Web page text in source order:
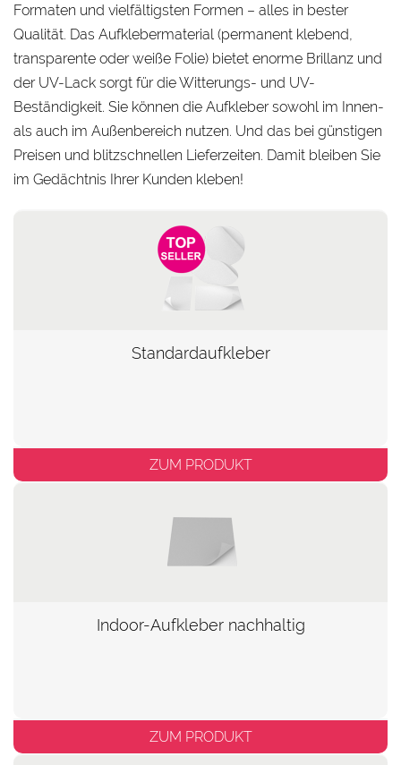
Formaten und vielfältigsten Formen – alles in bester
Qualität. Das Aufklebermaterial (permanent klebend,
transparente oder weiße Folie) bietet enorme Brillanz und
der UV-Lack sorgt für die Witterungs- und UV-
Beständigkeit. Sie können die Aufkleber sowohl im Innen-
als auch im Außenbereich nutzen. Und das bei günstigen
Preisen und blitzschnellen Lieferzeiten. Damit bleiben Sie
im Gedächtnis Ihrer Kunden kleben!
Standardaufkleber
ZUM PRODUKT
Indoor-Aufkleber nachhaltig
ZUM PRODUKT